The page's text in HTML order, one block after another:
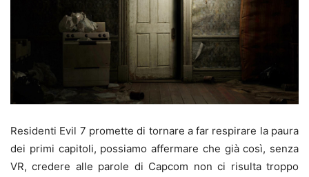
Residenti Evil 7 promette di tornare a far respirare la paura
dei primi capitoli, possiamo affermare che già così, senza
VR, credere alle parole di Capcom non ci risulta troppo